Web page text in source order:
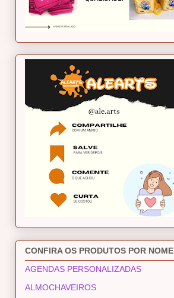
CONFIRA OS PRODUTOS POR NOME
AGENDAS PERSONALIZADAS
ALMOCHAVEIROS